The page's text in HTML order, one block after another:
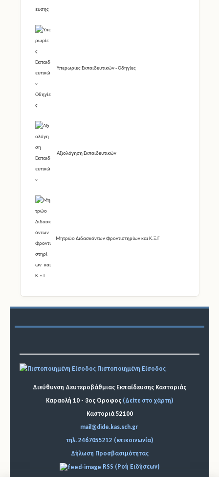
Υπερωρίες Εκπαιδευτικών - Οδηγίες
Αξιολόγηση Εκπαιδευτικών
Μητρώο Διδασκόντων Φροντιστηρίων και Κ.Ξ.Γ
Πιστοποιημένη Είσοδος
Διεύθυνση Δευτεροβάθμιας Εκπαίδευσης Καστοριάς
Καραολή 10 - 3ος Όροφος (Δείτε στο χάρτη)
Καστοριά 52100
mail@dide.kas.sch.gr
τηλ. 2467055212 (επικοινωνία)
Δήλωση Προσβασιμότητας
RSS (Ροή Ειδήσεων)